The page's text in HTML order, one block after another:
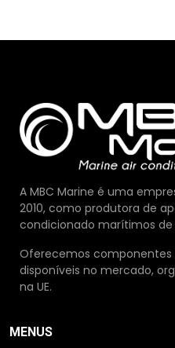
A MBC Marine é uma
2010, como produtora de
condicionado marítimos
Oferecemos componentes
disponíveis no mercado,
na UE.
MENUS